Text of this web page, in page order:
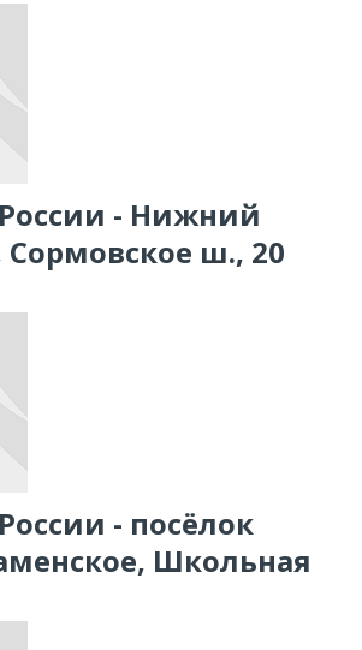
- Нижний
Сормовское ш., 20
- посёлок
Школьная